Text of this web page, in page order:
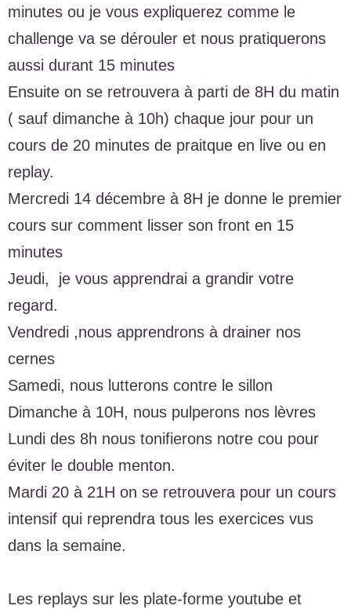
minutes ou je vous expliquerez comme le
challenge va se dérouler et nous pratiquerons
aussi durant 15 minutes
Ensuite on se retrouvera à parti de 8H du matin
( sauf dimanche à 10h) chaque jour pour un
cours de 20 minutes de praitque en live ou en
replay.
Mercredi 14 décembre à 8H je donne le premier
cours sur comment lisser son front en 15
minutes
Jeudi, je vous apprendrai a grandir votre
regard.
Vendredi ,nous apprendrons à drainer nos
cernes
Samedi, nous lutterons contre le sillon
Dimanche à 10H, nous pulperons nos lèvres
Lundi des 8h nous tonifierons notre cou pour
éviter le double menton.
Mardi 20 à 21H on se retrouvera pour un cours
intensif qui reprendra tous les exercices vus
dans la semaine.
Les replays sur les plate-forme youtube et